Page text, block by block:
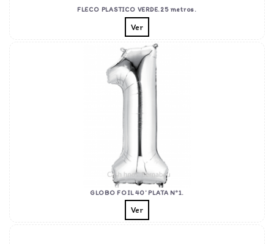
FLECO PLASTICO VERDE.25 metros.
Ver
GLOBO FOIL 40' PLATA Nº1.
Ver